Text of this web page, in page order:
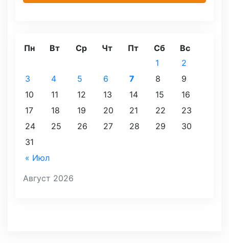
Август 2026
Пн Вт Ср Чт Пт Сб Вс
« Июл
1
2
3
4 5 6 7 8
9
10
11 12 13 14 15
16
17
18 19 20 21 22
23
24
25 26 27 28 29
30
31